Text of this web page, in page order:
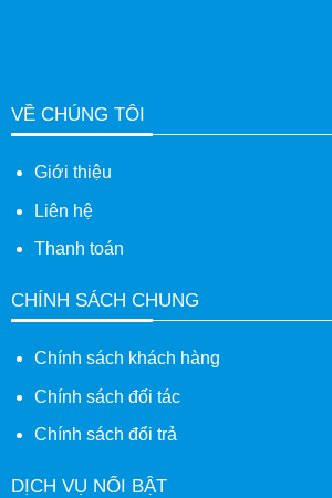
VỀ CHÚNG TÔI
Giới thiệu
Liên hệ
Thanh toán
CHÍNH SÁCH CHUNG
Chính sách khách hàng
Chính sách đối tác
Chính sách đổi trả
DỊCH VỤ NỔI BẬT